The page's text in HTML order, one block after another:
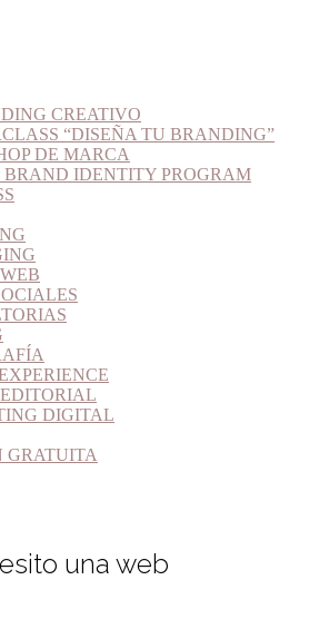
CREATIVO
“DISEÑA TU BRANDING”
DE MARCA
BRAND IDENTITY PROGRAM
DIGITAL
GRATUITA
una web